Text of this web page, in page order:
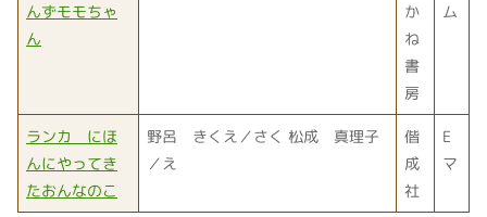
んずモモちゃ
ん
か
ね
書
房
ム
ランカ にほ
んにやってき
たおんなのこ
野呂 きくえ／さく 松成 真理子
／え
偕
成
社
E
マ